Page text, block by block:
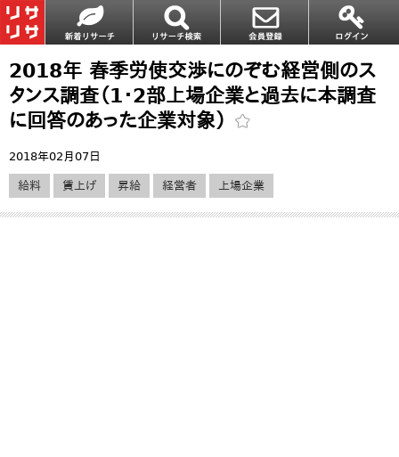
2018年 春季労使交渉にのぞむ経営側のス
タンス調査（1・2部上場企業と過去に本調査
に回答のあった企業対象）
2018年02月07日
給料 賃上げ 昇給 経営者 上場企業